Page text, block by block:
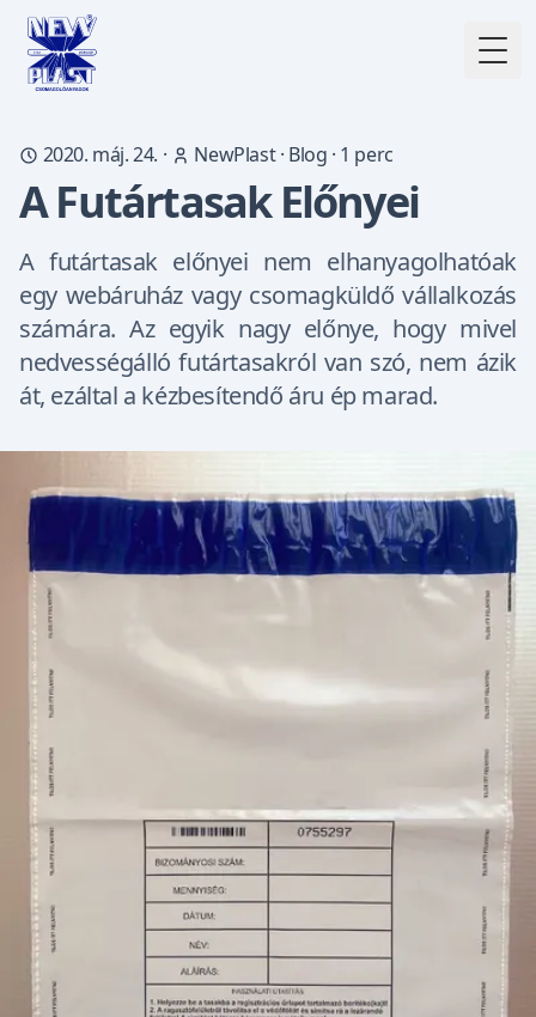
2020. máj. 24. · NewPlast· Blog · 1 perc
A Futártasak Előnyei
A futártasak előnyei nem elhanyagolhatóak
egy webáruház vagy csomagküldő vállalkozás
számára. Az egyik nagy előnye, hogy mivel
nedvességálló futártasakról van szó, nem ázik
át, ezáltal a kézbesítendő áru ép marad.